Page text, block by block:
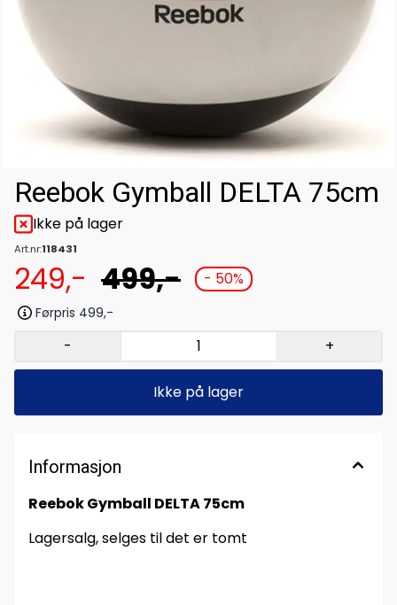
Reebok Gymball DELTA 75cm
Ikke på lager
Art.nr:118431
249,- 499,- - 50%
Førpris 499,-
- +
Ikke på lager
Informasjon
Reebok Gymball DELTA 75cm
Lagersalg, selges til det er tomt